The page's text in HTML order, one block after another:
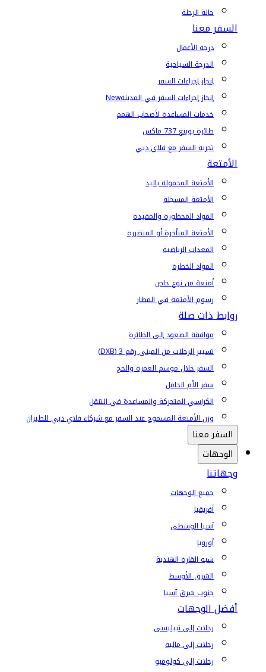
حالة الرحلة
السفر معنا
درجة الأعمال
الدرجة السياحية
إنجاز إجراءات السفر
إنجاز إجراءات السفر في المدينةNew
خدمات المساعدة لأصحاب الهمم
طائرة بوينغ 737 ماكس
تجربة السفر مع فلاي دبي
الأمتعة
الأمتعة المحمولة باليد
الأمتعة المسجلة
المواد المحظورة والمقيدة
الأمتعة المتأخرة أو المتضررة
المعدات الرياضية
المواد الخطرة
أمتعة من نوع خاص
رسوم الأمتعة في المطار
روابط ذات صلة
موافقة الصعود إلى الطائرة
تسيير الرحلات من المبنى رقم 3 (DXB)
السفر خلال موسم العمرة والحج
سفر الأم الحامل
الكراسي المتحركة والمساعدة في التنقل
وزن الأمتعة المسموح عند السفر مع شركاء فلاي دبي للطيران
السفر معنا
الوجهات
وجهاتنا
جميع الوجهات
أفريقيا
آسيا الوسطى
أوروبا
شبه القارة الهندية
الشرق الأوسط
جنوب شرق آسيا
أفضل الوجهات
رحلات إلى تبيليسي
رحلات إلى ماليه
رحلات إلى كولومبو